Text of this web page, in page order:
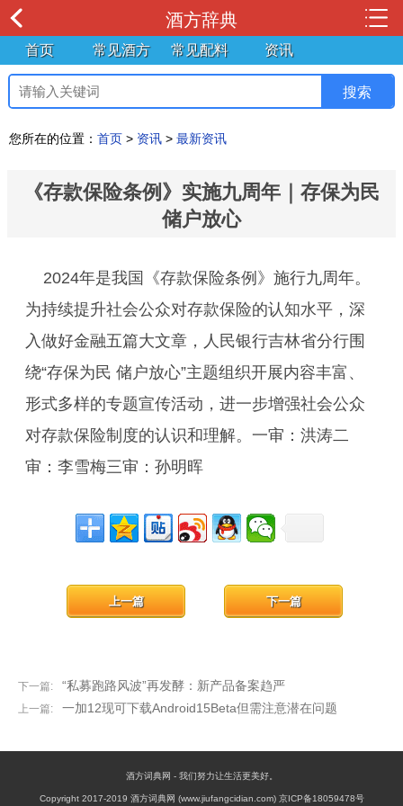
酒方辞典
首页 常见酒方 常见配料 资讯
您所在的位置： 首页 > 资讯 > 最新资讯
《存款保险条例》实施九周年｜存保为民
储户放心
2024年是我国《存款保险条例》施行九周年。
为持续提升社会公众对存款保险的认知水平，深
入做好金融五篇大文章，人民银行吉林省分行围
绕“存保为民 储户放心”主题组织开展内容丰富、
形式多样的专题宣传活动，进一步增强社会公众
对存款保险制度的认识和理解。一审：洪涛二
审：李雪梅三审：孙明晖
下一篇: “私募跑路风波”再发酵：新产品备案趋严
下一篇
上一篇: 一加12现可下载Android15Beta但需注意潜在问题
上一篇
酒方词典网 - 我们努力让生活更美好。
Copyright 2017-2019 酒方词典网 (www.jiufangcidian.com) 京ICP备18059478号